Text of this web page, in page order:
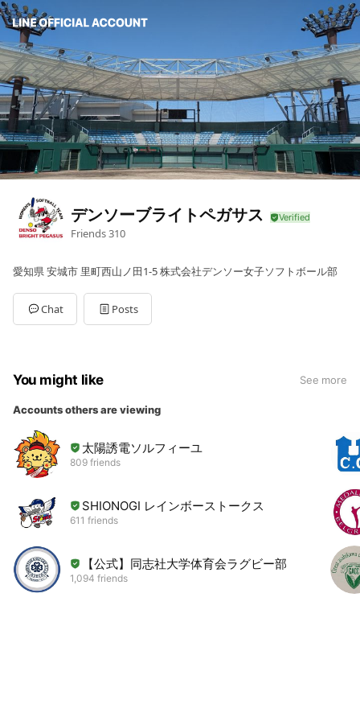
デンソーブライトペガサス
Friends310
愛知県 安城市 里町西山ノ田1-5 株式会社デンソー女子ソフトボール部
Chat Posts
You might like See more
Accounts others are viewing
太陽誘電ソルフィーユ
809 friends
SHIONOGI レインボーストークス
611 friends
【公式】同志社大学体育会ラグビー部
1,094 friends